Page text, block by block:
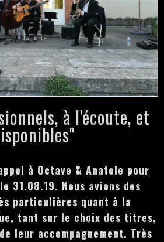
à l'écoute, et
à Octave & Anatole pour
31.08.19. Nous avions des
particulières quant à la
tant sur le choix des titres,
leur accompagnement. Très